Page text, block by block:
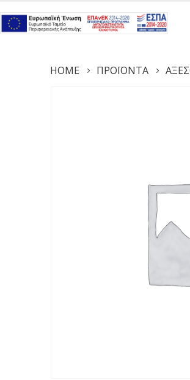
HOME ΠΡΟΪΌΝΤΑ